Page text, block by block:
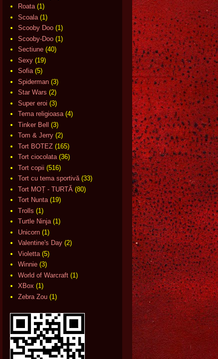
Roata (1)
Scoala (1)
Scooby Doo (1)
Scooby-Doo (1)
Sectiune (40)
Sexy (19)
Sofia (5)
Spiderman (3)
Star Wars (2)
Super eroi (3)
Tema religioasa (4)
Tinker Bell
(3)
Tom & Jerry (2)
Tort BOTEZ (165)
Tort ciocolata (36)
Tort copii (516)
Tort cu tema sportivă (33)
Tort MOȚ - TURTĂ (80)
Tort Nunta (19)
Trolls (1)
Turtle Ninja (1)
Unicorn (1)
Valentine's Day (2)
Violetta (5)
Winnie (3)
World of Warcraft (1)
XBox (1)
Zebra Zou (1)